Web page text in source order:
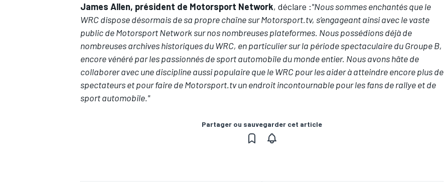
James Allen, président de Motorsport Network, déclare :"Nous sommes enchantés que le
WRC dispose désormais de sa propre chaîne surMotorsport.tv, s’engageant ainsi avec le vaste
public deMotorsport Networksur nos nombreuses plateformes. Nous possédions déjà de
nombreuses archives historiques du WRC, en particulier sur la période spectaculaire du Groupe B,
encore vénéré par les passionnés de sport automobile du monde entier. Nous avons hâte de
collaborer avec une discipline aussi populaire que le WRC pour les aider à atteindre encore plus de
spectateurs et pour faire deMotorsport.tvun endroit incontournable pour les fans de rallye et de
sport automobile."
Partager ou sauvegarder cet article